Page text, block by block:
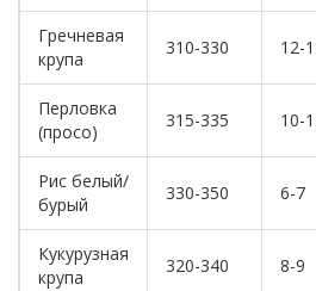
Гречневая
крупа
310-330 12-
Перловка
(просо)
315-335 10-
Рис белый/
бурый
330-350 6-7
Кукурузная
крупа
320-340 8-9